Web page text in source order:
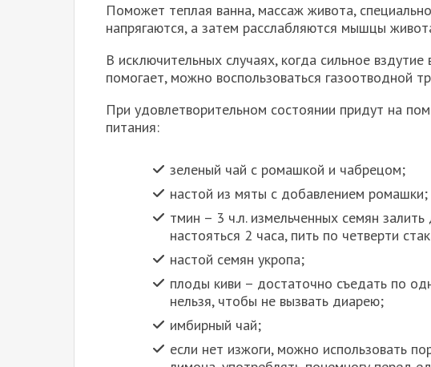
Поможет теплая ванна, массаж живота,
напрягаются, а затем расслабляются мышцы
В исключительных случаях, когда сильное
помогает, можно воспользоваться газоотводной
При удовлетворительном состоянии придут на
питания:
зеленый чай с ромашкой и чабрецом;
настой из мяты с добавлением ромашки;
тмин – 3 ч.л. измельченных семян
настояться 2 часа, пить по четверти
настой семян укропа;
плоды киви – достаточно съедать по
нельзя, чтобы не вызвать диарею;
имбирный чай;
если нет изжоги, можно использовать